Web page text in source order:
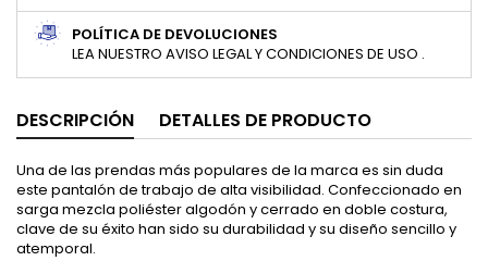
POLÍTICA DE DEVOLUCIONES
LEA NUESTRO AVISO LEGAL Y CONDICIONES DE USO .
DESCRIPCIÓN DETALLES DE PRODUCTO
Una de las prendas más populares de la marca es sin duda
este pantalón de trabajo de alta visibilidad. Confeccionado en
sarga mezcla poliéster algodón y cerrado en doble costura,
clave de su éxito han sido su durabilidad y su diseño sencillo y
atemporal.